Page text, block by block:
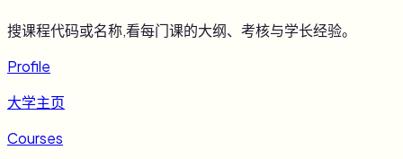
搜课程代码或名称,看每门课的大纲、考核与学长经验。
Profile
大学主页
Courses